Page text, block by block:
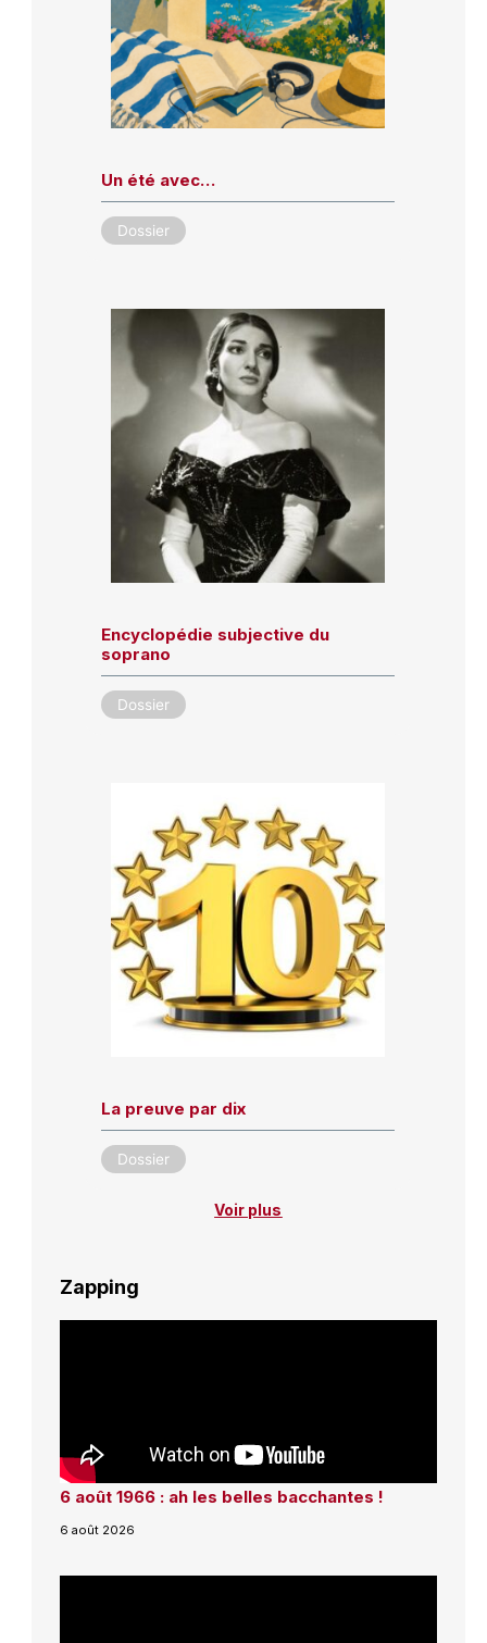
Un été avec…
Dossier
Encyclopédie subjective du
soprano
Dossier
La preuve par dix
Dossier
Voir plus
Zapping
6 août 1966 : ah les belles bacchantes !
6 août 2026